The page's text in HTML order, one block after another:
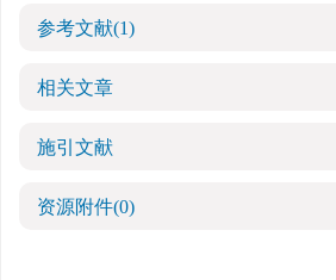
参考文献(1)
相关文章
施引文献
资源附件(0)